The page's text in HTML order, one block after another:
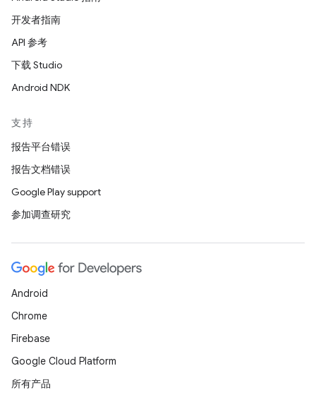
开发者指南
API 参考
下载 Studio
Android NDK
支持
报告平台错误
报告文档错误
Google Play support
参加调查研究
Android
Chrome
Firebase
Google Cloud Platform
所有产品